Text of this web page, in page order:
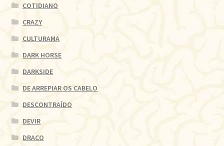
COTIDIANO
CRAZY
CULTURAMA
DARK HORSE
DARKSIDE
DE ARREPIAR OS CABELO
DESCONTRAÍDO
DEVIR
DRACO